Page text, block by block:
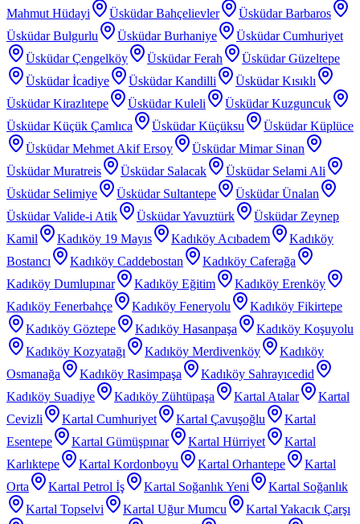
Mahmut Hüdayi Üsküdar Bahçelievler
Üsküdar Barbaros
Üsküdar Bulgurlu
Üsküdar Burhaniye
Üsküdar Cumhuriyet
Üsküdar Çengelköy
Üsküdar Ferah
Üsküdar Güzeltepe
Üsküdar İcadiye
Üsküdar Kandilli
Üsküdar Kısıklı
Üsküdar Kirazlıtepe
Üsküdar Kuleli
Üsküdar Kuzguncuk
Üsküdar Küçük Çamlıca
Üsküdar Küçüksu
Üsküdar Küplüce
Üsküdar Mehmet Akif Ersoy
Üsküdar Mimar Sinan
Üsküdar Muratreis
Üsküdar Salacak
Üsküdar Selami Ali
Üsküdar Selimiye
Üsküdar Sultantepe
Üsküdar Ünalan
Üsküdar Valide-i Atik
Üsküdar Yavuztürk
Üsküdar Zeynep
Kamil
Kadıköy 19 Mayıs Kadıköy Acıbadem
Kadıköy
Bostancı
Kadıköy Caddebostan
Kadıköy Caferağa
Kadıköy Dumlupınar
Kadıköy Eğitim
Kadıköy Erenköy
Kadıköy Fenerbahçe
Kadıköy Feneryolu
Kadıköy Fikirtepe
Kadıköy Göztepe
Kadıköy Hasanpaşa
Kadıköy Koşuyolu
Kadıköy Kozyatağı
Kadıköy Merdivenköy
Kadıköy
Osmanağa
Kadıköy Rasimpaşa
Kadıköy Sahrayıcedid
Kadıköy Suadiye
Kadıköy Zühtüpaşa Kartal Atalar
Kartal
Cevizli
Kartal Cumhuriyet Kartal Çavuşoğlu
Kartal
Esentepe
Kartal Gümüşpınar Kartal Hürriyet
Kartal
Karlıktepe
Kartal Kordonboyu Kartal Orhantepe
Kartal
Orta
Kartal Petrol İş Kartal Soğanlık Yeni
Kartal Soğanlık
Kartal Topselvi
Kartal Uğur Mumcu
Kartal Yakacık Çarşı